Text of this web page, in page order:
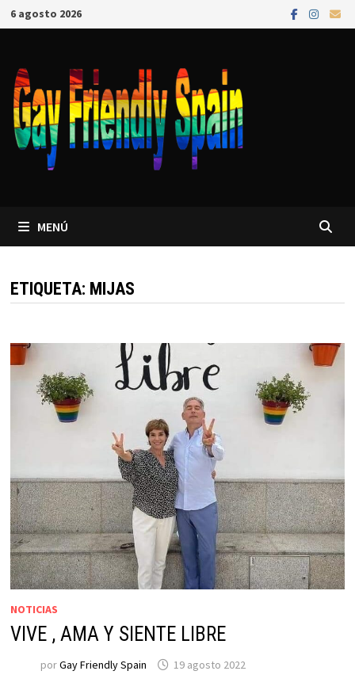
6 agosto 2026
MENÚ
ETIQUETA: MIJAS
NOTICIAS
VIVE , AMA Y SIENTE LIBRE
porGay Friendly Spain 19 agosto 2022